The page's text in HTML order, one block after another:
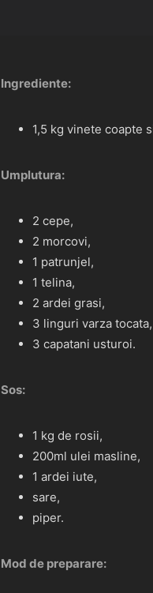
Ingrediente:
1,5 kg vinete coapte
Umplutura:
2 cepe,
2 morcovi,
1 patrunjel,
1 telina,
2 ardei grasi,
3 linguri varza tocata,
3 capatani usturoi.
Sos:
1 kg de rosii,
200ml ulei masline,
1 ardei iute,
sare,
piper.
Mod de preparare: